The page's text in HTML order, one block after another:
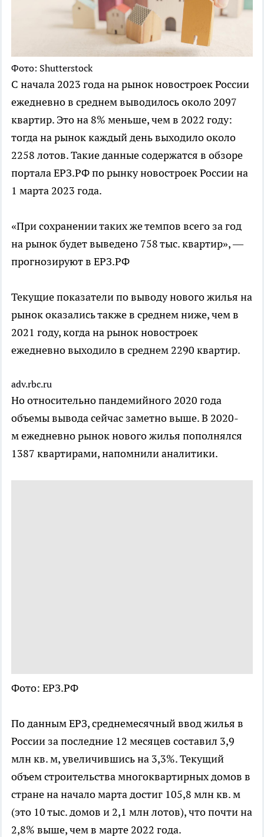
Фото: Shutterstock
С начала 2023 года на рынок новостроек России
ежедневно в среднем выводилось около 2097
квартир. Это на 8% меньше, чем в 2022 году:
тогда на рынок каждый день выходило около
2258 лотов. Такие данные содержатся в обзоре
портала ЕРЗ.РФ по рынку новостроек России на
1 марта 2023 года.
«При сохранении таких же темпов всего за год
на рынок будет выведено 758 тыс. квартир», —
прогнозируют в ЕРЗ.РФ
Текущие показатели по выводу нового жилья на
рынок оказались также в среднем ниже, чем в
2021 году, когда на рынок новостроек
ежедневно выходило в среднем 2290 квартир.
adv.rbc.ru
Но относительно пандемийного 2020 года
объемы вывода сейчас заметно выше. В 2020-
м ежедневно рынок нового жилья пополнялся
1387 квартирами, напомнили аналитики.
Фото: ЕРЗ.РФ
По данным ЕРЗ, среднемесячный ввод жилья в
России за последние 12 месяцев составил 3,9
млн кв. м, увеличившись на 3,3%. Текущий
объем строительства многоквартирных домов в
стране на начало марта достиг 105,8 млн кв. м
(это 10 тыс. домов и 2,1 млн лотов), что почти на
2,8% выше, чем в марте 2022 года.